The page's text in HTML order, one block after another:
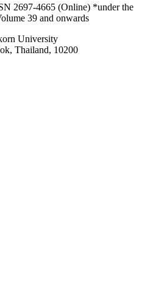
2697-4665 (Online) *under the
39 and onwards
University
Thailand, 10200